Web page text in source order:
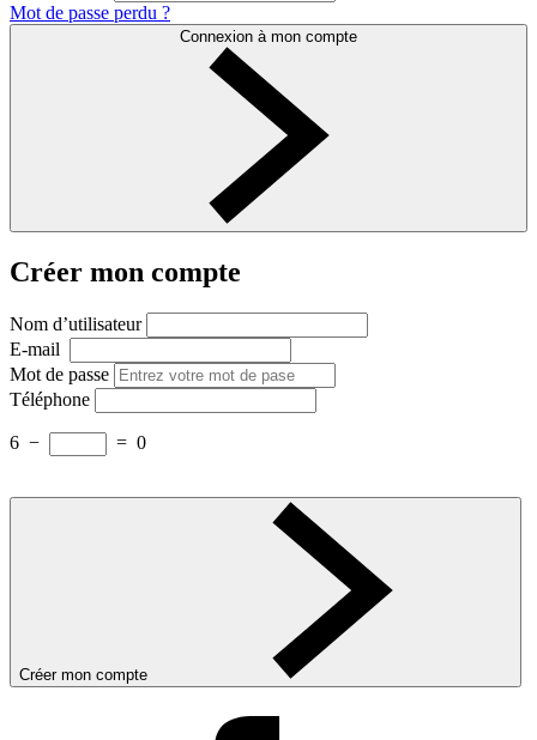
Mot de passe perdu ?
Connexion à mon compte
Créer mon compte
Nom d’utilisateur
E-mail
Mot de passe
Téléphone
6 − = 0
Créer mon compte